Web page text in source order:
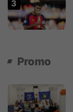
Promo